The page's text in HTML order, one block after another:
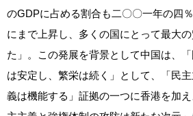
のGDPに占める割合も二〇〇一年の四
にまで上昇し、多くの国にとって最大
た」。この発展を背景として中国は、
は安定し、繁栄は続く」として、「民
義は機能する」証拠の一つに香港を加